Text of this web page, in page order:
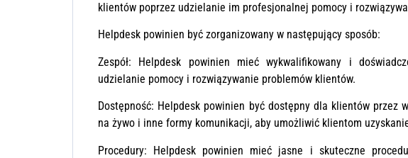
klientów poprzez udzielanie im profesjonalnej pomocy i
Helpdesk powinien być zorganizowany w następujący sposób:
Zespół: Helpdesk powinien mieć wykwalifikowany i
udzielanie pomocy i rozwiązywanie problemów klientów.
Dostępność: Helpdesk powinien być dostępny dla klientów przez
na żywo i inne formy komunikacji, aby umożliwić klientom
Procedury: Helpdesk powinien mieć jasne i skuteczne